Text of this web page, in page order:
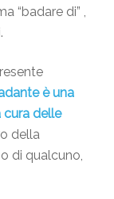
“badare di” ,
è una
delle
della
di qualcuno,